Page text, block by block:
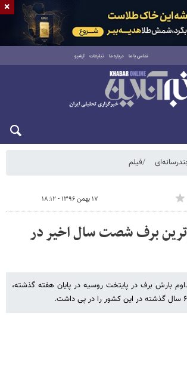
تماس با ما درباره ما تبلیغات آرشیو
پنجشنبه ۱۵ مرداد ۱۴۰۵
فیلم
۱۷ بهمن ۱۳۹۶ - ۱۸:۱۲
برف شصت سال اخیر در
برف در پایتخت روسیه در پایان هفته گذشته،
×